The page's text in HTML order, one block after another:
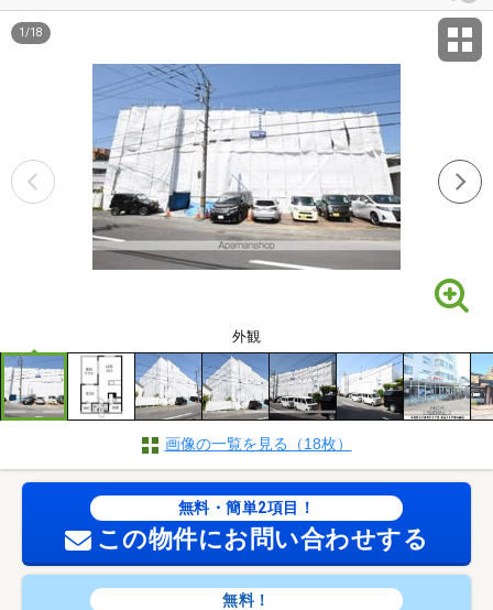
外観
1 /18
画像の一覧を見る（18枚）
無料・簡単2項目！
この物件にお問い合わせする
無料！